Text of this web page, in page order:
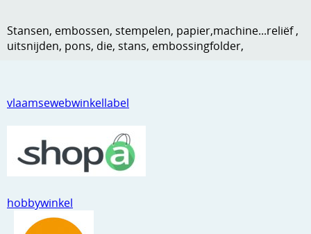
Netjes opbergen
Snijmaterialen
Speciaal papier
Stans machine en embossing machines
Stempels en zo
vlaamsewebwinkellabel
hobbywinkel
Stansen, embossen, stempelen, papier,machine...reliëf ,
uitsnijden, pons, die, stans, embossingfolder,